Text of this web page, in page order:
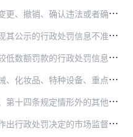
市场监督管理部门应当在三个工作日内撤回行政处罚公示信息并说明理由。
人或者其他组织有证据证明市场监督管理部门公示的行政处罚信息不准确的，有权要求该市场监督管…
信息公示期满三个月的，由市场监督管理部门停止公示。
条规定情形外的行政处罚信息公示期满一年的，符合本规定第十六条规定条件的当事人可以申请提前…
，符合本规定第十六条规定条件的当事人可以申请提前停止公示；公示期满一年的，由市场监督管理…
理部门申请提前停止公示行政处罚信息的，应当符合下列条件：